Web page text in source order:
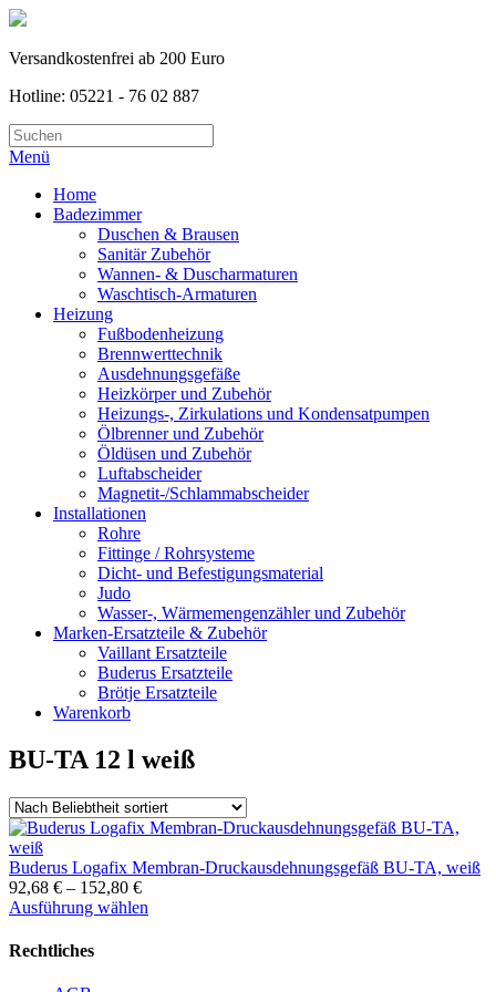
Versandkostenfrei ab 200 Euro
Hotline: 05221 - 76 02 887
Menü
Home
Badezimmer
Duschen & Brausen
Sanitär Zubehör
Wannen- & Duscharmaturen
Waschtisch-Armaturen
Heizung
Fußbodenheizung
Brennwerttechnik
Ausdehnungsgefäße
Heizkörper und Zubehör
Heizungs-, Zirkulations und Kondensatpumpen
Ölbrenner und Zubehör
Öldüsen und Zubehör
Luftabscheider
Magnetit-/Schlammabscheider
Installationen
Rohre
Fittinge / Rohrsysteme
Dicht- und Befestigungsmaterial
Judo
Wasser-, Wärmemengenzähler und Zubehör
Marken-Ersatzteile & Zubehör
Vaillant Ersatzteile
Buderus Ersatzteile
Brötje Ersatzteile
Warenkorb
BU-TA 12 l weiß
Buderus Logafix Membran-Druckausdehnungsgefäß BU-TA, weiß
92,68 € – 152,80 €
Ausführung wählen
Rechtliches